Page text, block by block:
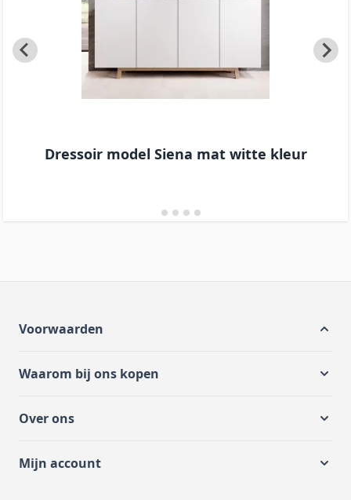
Dressoir model Siena mat witte kleur
Voorwaarden
Waarom bij ons kopen
Over ons
Mijn account